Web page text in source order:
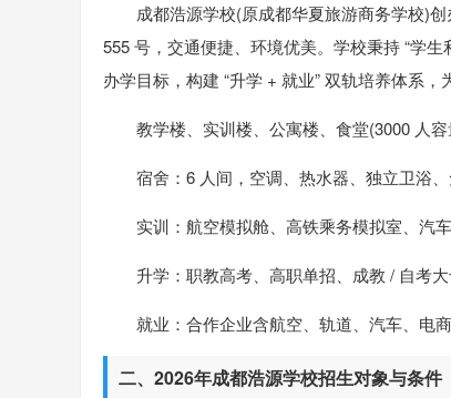
成都浩源学校(原成都华夏旅游商务学校)
555 号，交通便捷、环境优美。学校秉持 “学
办学目标，构建 “升学 + 就业” 双轨培养体系
教学楼、实训楼、公寓楼、食堂(3000 人
宿舍：6 人间，空调、热水器、独立卫浴
实训：航空模拟舱、高铁乘务模拟室、汽
升学：职教高考、高职单招、成教 / 自考
就业：合作企业含航空、轨道、汽车、电
二、2026年成都浩源学校招生对象与条件